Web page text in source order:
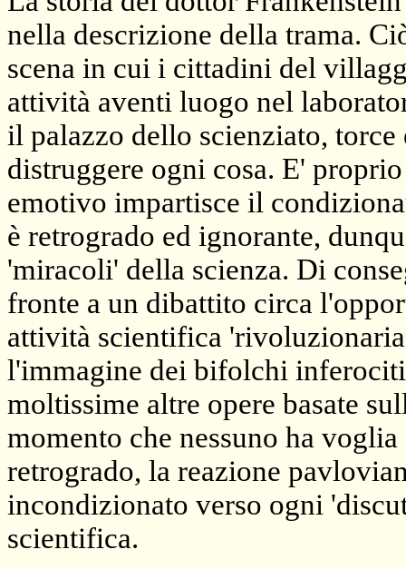
nella descrizione della trama.
scena in cui i cittadini del
attività aventi luogo nel
il palazzo dello scienziato,
distruggere ogni cosa. E'
emotivo impartisce il
è retrogrado ed ignorante,
'miracoli' della scienza. Di
fronte a un dibattito circa
attività scientifica
l'immagine dei bifolchi
moltissime altre opere basate
momento che nessuno ha
retrogrado, la reazione
incondizionato verso ogni
scientifica.